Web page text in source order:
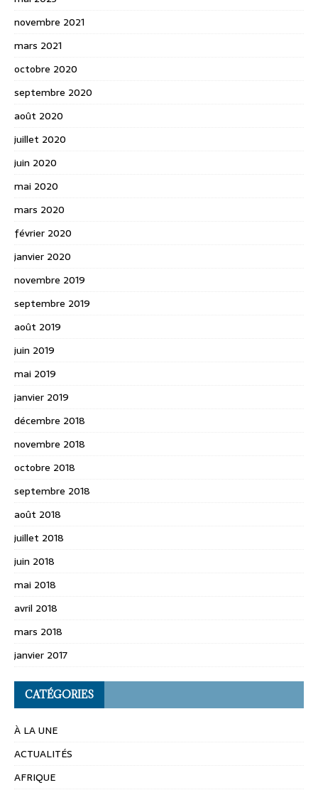
novembre 2021
mars 2021
octobre 2020
septembre 2020
août 2020
juillet 2020
juin 2020
mai 2020
mars 2020
février 2020
janvier 2020
novembre 2019
septembre 2019
août 2019
juin 2019
mai 2019
janvier 2019
décembre 2018
novembre 2018
octobre 2018
septembre 2018
août 2018
juillet 2018
juin 2018
mai 2018
avril 2018
mars 2018
janvier 2017
CATÉGORIES
À LA UNE
ACTUALITÉS
AFRIQUE